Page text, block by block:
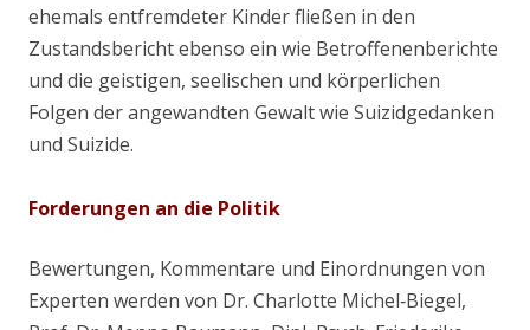
ehemals entfremdeter Kinder fließen in den
Zustandsbericht ebenso ein wie Betroffenenberichte
und die geistigen, seelischen und körperlichen
Folgen der angewandten Gewalt wie Suizidgedanken
und Suizide.
Forderungen an die Politik
Bewertungen, Kommentare und Einordnungen von
Experten werden von Dr. Charlotte Michel‐Biegel,